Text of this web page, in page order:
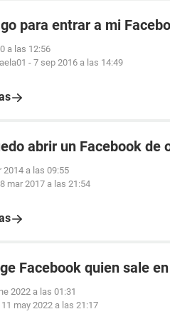
para entrar a mi
a las 12:56
- 7 sep 2016 a las 14:49
abrir un Facebook de
2014 a las 09:55
8 mar 2017 a las 21:54
Facebook quien sale
2022 a las 01:31
11 may 2022 a las 21:17